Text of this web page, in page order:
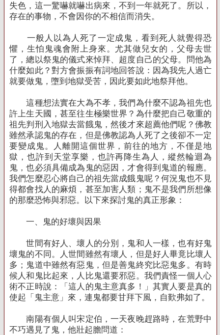
失色，這一驚嚇就嚇出病來，不到一年就死了。所以，
存在的事物，不會因你的不相信而消失。
一般人以為人死了一定成鬼，看到死人就覺得恐
懼，生怕鬼魂會附上身來。尤其做兒女的，父母去世
了，總以祭鬼的儀式來悼拜、超度自己的父母。問他為
什麼如此？對方會振振有詞地回答說：因為我先人過亡
就要做鬼，墮到地獄受苦，因此要如此地祭拜他。
這種想法實在大為不孝，我們為什麼不認為祖先也
許上生天國，甚至往生極樂世界？為什麼把自己敬重的
祖先判刑入地獄去當餓鬼，然後才來超薦他們呢？佛教
雖然承認鬼的存在，但是佛教認為人死了之後卻不一定
要變成鬼。人離開這個世界，前往的地方，不僅是地
獄，也許到天堂享樂，也許再降生為人，縱然輪迴為
鬼，也必須具備成為鬼的惡因，才會得到鬼道的報應。
我們怎麼忍心將自己的祖先當成餓鬼呢？何況鬼也不見
得都會找人的麻煩，甚至加害人類；鬼不是我們所想像
的那麼恐怖與邪惡。以下來探討鬼的真正形象：
一、鬼的好壞與因果
世間有好人、壞人的分別，鬼和人一樣，也有好鬼
壞鬼的不同。人世間雖然有壞人，但是好人畢竟比壞人
多；鬼道中雖然有惡鬼，但是善鬼終究比惡鬼多。有時
候人和鬼比起來，人比鬼還要邪惡。我們責怪一個人心
術不正時說：「這人的鬼主意真多！」其實人要是真的
使起「鬼主意」來，連鬼都要甘拜下風，自歎弗如了。
南陽有個人叫宋定伯，一天夜晚趕路時，在荒野中
不巧遇見了鬼，他壯起膽問道：